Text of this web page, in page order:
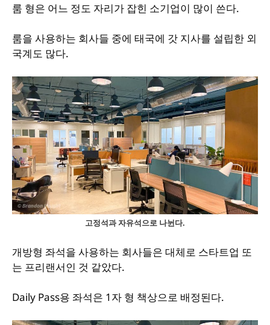
룸 형은 어느 정도 자리가 잡힌 소기업이 많이 쓴다.
룸을 사용하는 회사들 중에 태국에 갓 지사를 설립한 외
국계도 많다.
고정석과 자유석으로 나뉜다.
개방형 좌석을 사용하는 회사들은 대체로 스타트업 또
는 프리랜서인 것 같았다.
Daily Pass용 좌석은 1자 형 책상으로 배정된다.